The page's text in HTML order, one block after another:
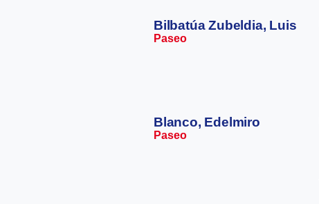
Bilbatúa Zubeldia, Luis
Paseo
Blanco, Edelmiro
Paseo